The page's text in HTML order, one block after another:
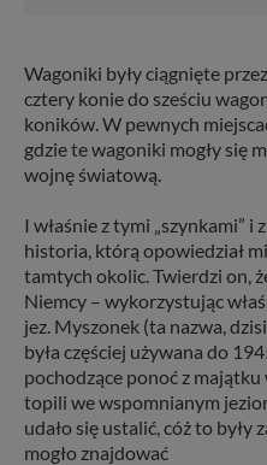
Wagoniki były ciągnięte
cztery konie do sześciu
koników. W pewnych
gdzie te wagoniki mogły się
wojnę światową.
I właśnie z tymi „szynkami” i
historia, którą opowiedział
tamtych okolic. Twierdzi on,
Niemcy – wykorzystując
jez. Myszonek (ta nazwa,
była częściej używana do
pochodzące ponoć z
topili we wspomnianym
udało się ustalić, cóż to były
mogło znajdować